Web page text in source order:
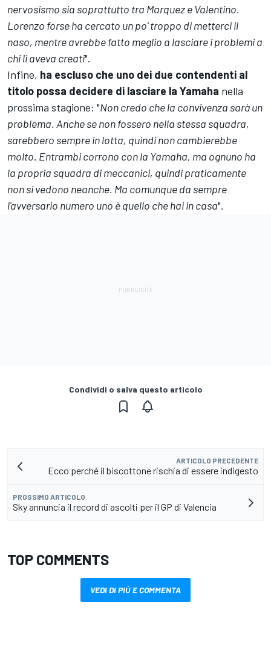
nervosismo sia soprattutto tra Marquez e Valentino.
Lorenzo forse ha cercato un po' troppo di metterci il
naso, mentre avrebbe fatto meglio a lasciare i problemi a
chi li aveva creati".
Infine, ha escluso che uno dei due contendenti al
titolo possa decidere di lasciare la Yamaha nella
prossima stagione: "Non credo che la convivenza sarà un
problema. Anche se non fossero nella stessa squadra,
sarebbero sempre in lotta, quindi non cambierebbe
molto. Entrambi corrono con la Yamaha, ma ognuno ha
la propria squadra di meccanici, quindi praticamente
non si vedono neanche. Ma comunque da sempre
l'avversario numero uno è quello che hai in casa".
Condividi o salva questo articolo
ARTICOLO PRECEDENTE
Ecco perché il biscottone rischia di essere indigesto
PROSSIMO ARTICOLO
Sky annuncia il record di ascolti per il GP di Valencia
TOP COMMENTS
VEDI DI PIÙ E COMMENTA